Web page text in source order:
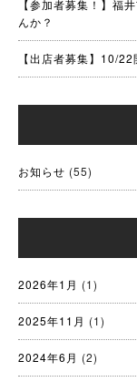
【参加者募集！】福
んか？
【出店者募集】10/
お知らせ (55)
2026年1月 (1)
2025年11月 (1)
2024年6月 (2)